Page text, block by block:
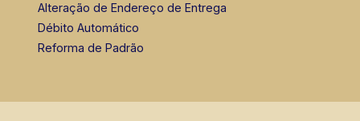
Alteração de Endereço de Entrega
Débito Automático
Reforma de Padrão